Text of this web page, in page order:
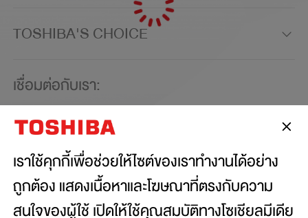
TOSHIBA'S CHOICE
เชื่อมต่อกับเรา:
Copyright© 2026 Toshiba Thailand Co., Ltd., All
Rights Reserved.
เราใช้คุกกี้เพื่อช่วยให้ไซต์ของเราทำงานได้อย่าง
ถูกต้อง แสดงเนื้อหาและโฆษณาที่ตรงกับความ
สนใจของผู้ใช้ เปิดให้ใช้คุณสมบัติทางโซเชียลมีเดีย